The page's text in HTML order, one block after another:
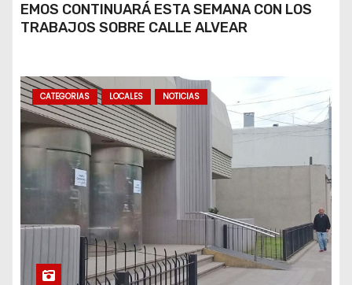
EMOS CONTINUARÁ ESTA SEMANA CON LOS
TRABAJOS SOBRE CALLE ALVEAR
CATEGORIAS LOCALES NOTICIAS